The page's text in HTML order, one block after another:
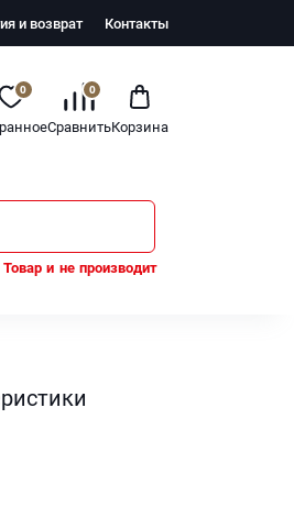
и возврат Контакты
0 0
СравнитьКорзина
и не производит